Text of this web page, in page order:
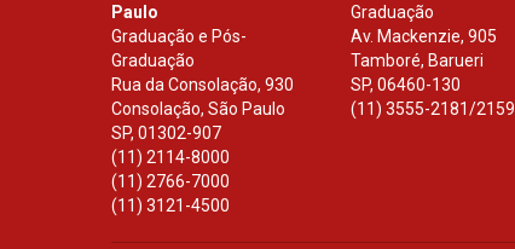
Paulo
Graduação e Pós-
Graduação
Rua da Consolação, 930
Consolação, São Paulo
SP, 01302-907
(11) 2114-8000
(11) 2766-7000
(11) 3121-4500
Graduação
Av. Mackenzie, 905
Tamboré, Barueri
SP,06460-130
(11) 3555-2181/2159